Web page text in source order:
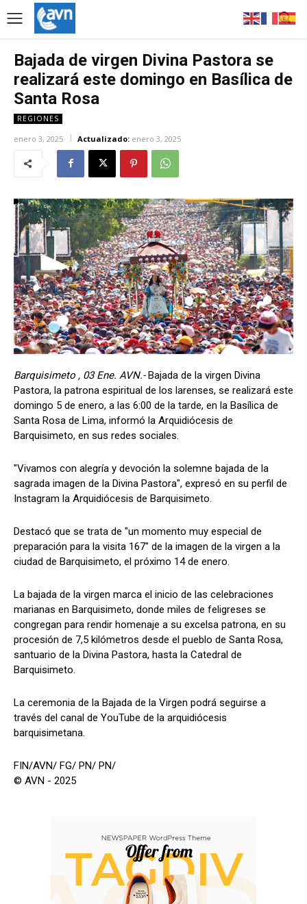
Bajada de virgen Divina Pastora se
realizará este domingo en Basílica de
Santa Rosa
REGIONES
enero 3, 2025 Actualizado: enero 3, 2025
Barquisimeto , 03 Ene. AVN.-Bajada de la virgen Divina
Pastora, la patrona espiritual de los larenses, se realizará este
domingo 5 de enero, a las 6:00 de la tarde, en la Basílica de
Santa Rosa de Lima, informó la Arquidiócesis de
Barquisimeto, en sus redes sociales.
"Vivamos con alegría y devoción la solemne bajada de la
sagrada imagen de la Divina Pastora", expresó en su perfil de
Instagram la Arquidiócesis de Barquisimeto.
Destacó que se trata de "un momento muy especial de
preparación para la visita 167" de la imagen de la virgen a la
ciudad de Barquisimeto, el próximo 14 de enero.
La bajada de la virgen marca el inicio de las celebraciones
marianas en Barquisimeto, donde miles de feligreses se
congregan para rendir homenaje a su excelsa patrona, en su
procesión de 7,5 kilómetros desde el pueblo de Santa Rosa,
santuario de la Divina Pastora, hasta la Catedral de
Barquisimeto.
La ceremonia de la Bajada de la Virgen podrá seguirse a
través del canal de YouTube de la arquidiócesis
barquisimetana.
FIN/AVN/ FG/ PN/ PN/
© AVN - 2025